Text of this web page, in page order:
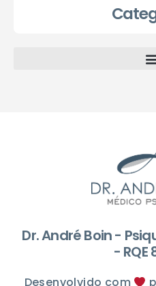
Dr. André Boin -
- RQE
Desenvolvido com